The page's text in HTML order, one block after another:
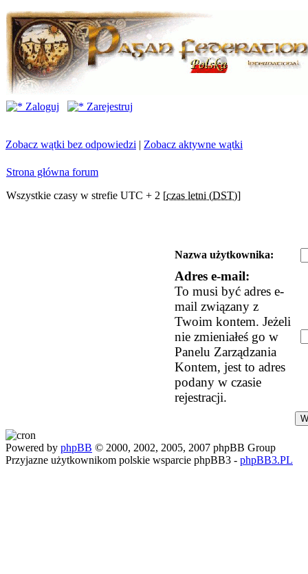
Zaloguj Zarejestruj
Zobacz wątki bez odpowiedzi | Zobacz aktywne wątki
Strona główna forum
Wszystkie czasy w strefie UTC + 2 [czas letni (DST)]
Nazwa użytkownika:
Adres e-mail:
To musi być adres e-
mail związany z
Twoim kontem. Jeżeli
nie zmieniałeś go w
Panelu Zarządzania
Kontem, jest to adres
podany w czasie
rejestracji.
Powered by phpBB © 2000, 2002, 2005, 2007 phpBB Group
Przyjazne użytkownikom polskie wsparcie phpBB3 - phpBB3.PL